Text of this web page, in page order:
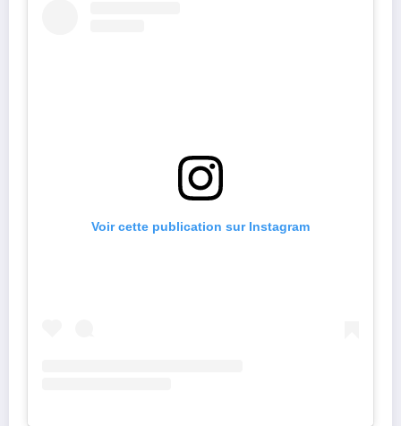
Voir cette publication sur Instagram